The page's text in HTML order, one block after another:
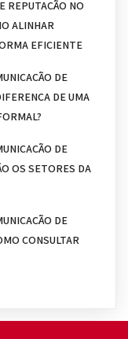
REPUTAÇÃO NO
ALINHAR
EFICIENTE
DE
DE UMA
DE
OS SETORES DA
DE
CONSULTAR